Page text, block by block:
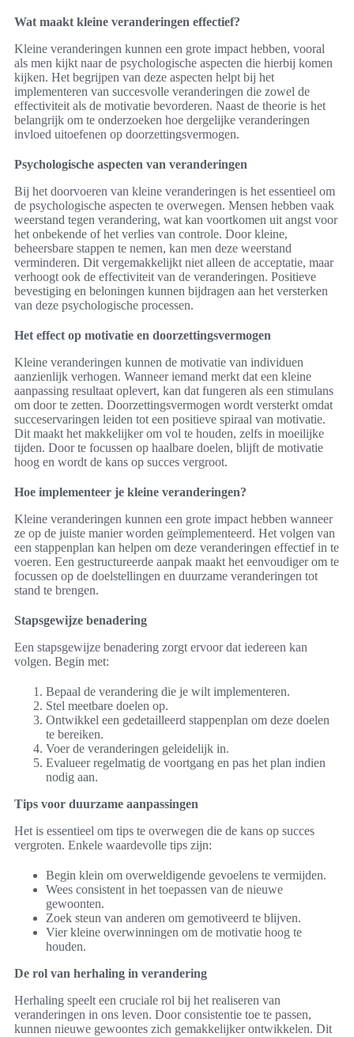
Wat maakt kleine veranderingen effectief?
Kleine veranderingen kunnen een grote impact hebben, vooral
als men kijkt naar de psychologische aspecten die hierbij komen
kijken. Het begrijpen van deze aspecten helpt bij het
implementeren van succesvolle veranderingen die zowel de
effectiviteit als de motivatie bevorderen. Naast de theorie is het
belangrijk om te onderzoeken hoe dergelijke veranderingen
invloed uitoefenen op doorzettingsvermogen.
Psychologische aspecten van veranderingen
Bij het doorvoeren van kleine veranderingen is het essentieel om
de psychologische aspecten te overwegen. Mensen hebben vaak
weerstand tegen verandering, wat kan voortkomen uit angst voor
het onbekende of het verlies van controle. Door kleine,
beheersbare stappen te nemen, kan men deze weerstand
verminderen. Dit vergemakkelijkt niet alleen de acceptatie, maar
verhoogt ook de effectiviteit van de veranderingen. Positieve
bevestiging en beloningen kunnen bijdragen aan het versterken
van deze psychologische processen.
Het effect op motivatie en doorzettingsvermogen
Kleine veranderingen kunnen de motivatie van individuen
aanzienlijk verhogen. Wanneer iemand merkt dat een kleine
aanpassing resultaat oplevert, kan dat fungeren als een stimulans
om door te zetten. Doorzettingsvermogen wordt versterkt omdat
succeservaringen leiden tot een positieve spiraal van motivatie.
Dit maakt het makkelijker om vol te houden, zelfs in moeilijke
tijden. Door te focussen op haalbare doelen, blijft de motivatie
hoog en wordt de kans op succes vergroot.
Hoe implementeer je kleine veranderingen?
Kleine veranderingen kunnen een grote impact hebben wanneer
ze op de juiste manier worden geïmplementeerd. Het volgen van
een stappenplan kan helpen om deze veranderingen effectief in te
voeren. Een gestructureerde aanpak maakt het eenvoudiger om te
focussen op de doelstellingen en duurzame veranderingen tot
stand te brengen.
Stapsgewijze benadering
Een stapsgewijze benadering zorgt ervoor dat iedereen kan
volgen. Begin met:
Bepaal de verandering die je wilt implementeren.
Stel meetbare doelen op.
Ontwikkel een gedetailleerd stappenplan om deze doelen
te bereiken.
Voer de veranderingen geleidelijk in.
Evalueer regelmatig de voortgang en pas het plan indien
nodig aan.
Tips voor duurzame aanpassingen
Het is essentieel om tips te overwegen die de kans op succes
vergroten. Enkele waardevolle tips zijn:
Begin klein om overweldigende gevoelens te vermijden.
Wees consistent in het toepassen van de nieuwe
gewoonten.
Zoek steun van anderen om gemotiveerd te blijven.
Vier kleine overwinningen om de motivatie hoog te
houden.
De rol van herhaling in verandering
Herhaling speelt een cruciale rol bij het realiseren van
veranderingen in ons leven. Door consistentie toe te passen,
kunnen nieuwe gewoontes zich gemakkelijker ontwikkelen. Dit